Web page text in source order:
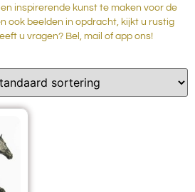
inspirerende kunst te maken voor de
ook beelden in opdracht, kijkt u rustig
u vragen? Bel, mail of app ons!